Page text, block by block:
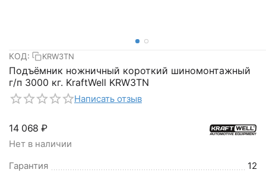
КОД: KRW3TN
Подъёмник ножничный короткий шиномонтажный
г/п 3000 кг. KraftWell KRW3TN
Написать отзыв
14 068 ₽
Нет в наличии
Гарантия
12